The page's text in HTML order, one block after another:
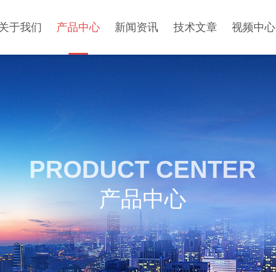
于我们 产品中心 新闻资讯 技术文章 视频中心
PRODUCT CENTER
产品中心